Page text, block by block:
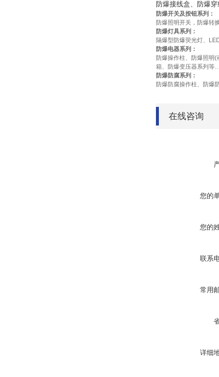
防爆接线盒、防爆
防爆开关及按钮系列：
防爆照明开关，防爆转
防爆灯具系列：
隔爆型防爆荧光灯、
防爆电器系列：
防爆操作柱、防爆照明(
箱、防爆变压器系列等
防爆防腐系列：
防爆防腐操作柱、防爆
在线咨询
您的
您的
联系
常用
详细